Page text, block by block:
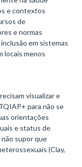
e contextos
de
e normas
em sistemas
locais menos
visualizar e
para não se
orientações
e status de
supor que
(Clay,